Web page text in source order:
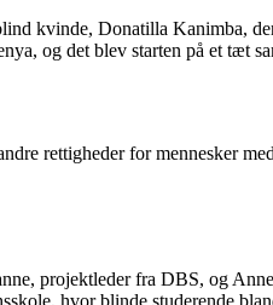
kvinde, Donatilla Kanimba,
og det blev starten på et tæt
rettigheder for mennesker
projektleder fra DBS, og